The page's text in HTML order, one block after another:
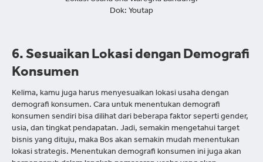
Dok: Youtap
6. Sesuaikan Lokasi dengan Demografi
Konsumen
Kelima, kamu juga harus menyesuaikan lokasi usaha dengan
demografi konsumen. Cara untuk menentukan demografi
konsumen sendiri bisa dilihat dari beberapa faktor seperti gender,
usia, dan tingkat pendapatan. Jadi, semakin mengetahui target
bisnis yang dituju, maka Bos akan semakin mudah menentukan
lokasi strategis. Menentukan demografi konsumen ini juga akan